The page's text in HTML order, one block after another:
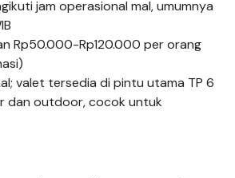
jam operasional mal, umumnya
Rp50.000-Rp120.000 per orang
valet tersedia di pintu utama TP 6
dan outdoor, cocok untuk